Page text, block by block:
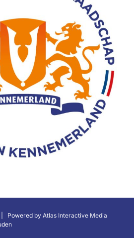
Powered by Atlas Interactive Media